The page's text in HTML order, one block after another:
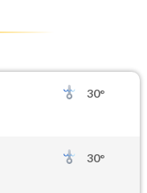
105.5
30°
30°